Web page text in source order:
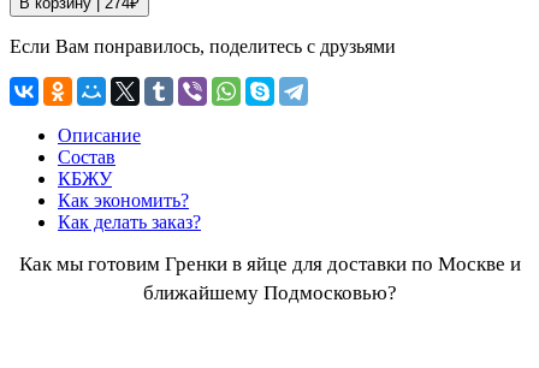
Если Вам понравилось, поделитесь с друзьями
Описание
Состав
КБЖУ
Как экономить?
Как делать заказ?
Как мы готовим Гренки в яйце для доставки по Москве и
ближайшему Подмосковью?